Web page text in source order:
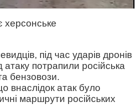
херсонське
під час ударів дронів
атаку потрапили російська
бензовози.
внаслідок атак було
маршрути російських